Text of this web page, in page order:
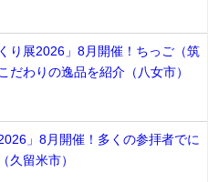
り展2026」8月開催！ちっご（筑
だわりの逸品を紹介（八女市）
」8月開催！多くの参拝者でに
久留米市）